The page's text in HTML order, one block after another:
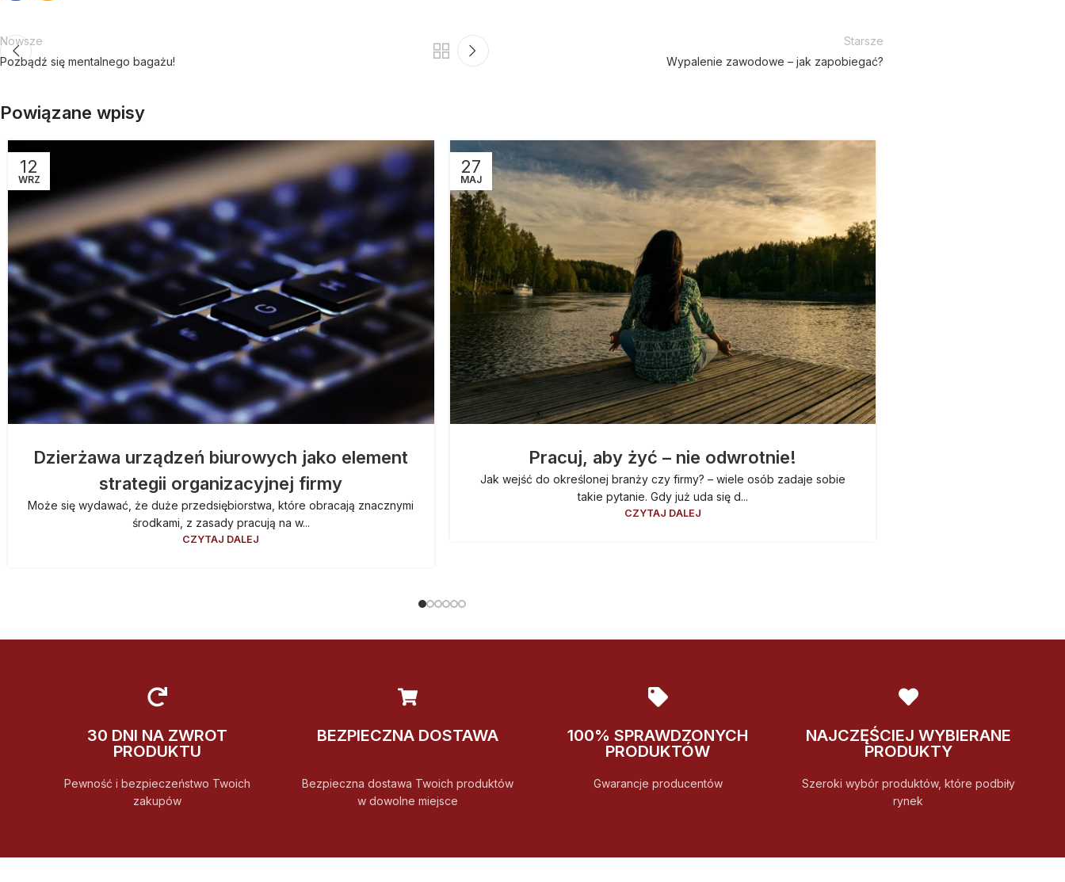
Nowsze
Pozbądź się mentalnego bagażu!
Starsze
Wypalenie zawodowe – jak zapobiegać?
Powiązane wpisy
12
WRZ
Dzierżawa urządzeń biurowych jako element
strategii organizacyjnej firmy
Może się wydawać, że duże przedsiębiorstwa, które obracają znacznymi
środkami, z zasady pracują na w...
CZYTAJ DALEJ
27
MAJ
Pracuj, aby żyć – nie odwrotnie!
Jak wejść do określonej branży czy firmy? – wiele osób zadaje sobie
takie pytanie. Gdy już uda się d...
CZYTAJ DALEJ
30 DNI NA ZWROT
PRODUKTU
Pewność i bezpieczeństwo Twoich
zakupów
BEZPIECZNA DOSTAWA
Bezpieczna dostawa Twoich produktów
w dowolne miejsce
100% SPRAWDZONYCH
PRODUKTÓW
Gwarancje producentów
NAJCZĘŚCIEJ WYBIERANE
PRODUKTY
Szeroki wybór produktów, które podbiły
rynek